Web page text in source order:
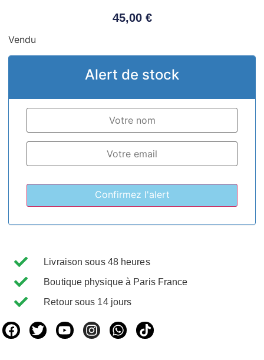
45,00 €
Vendu
Alert de stock
Livraison sous 48 heures
Boutique physique à Paris France
Retour sous 14 jours